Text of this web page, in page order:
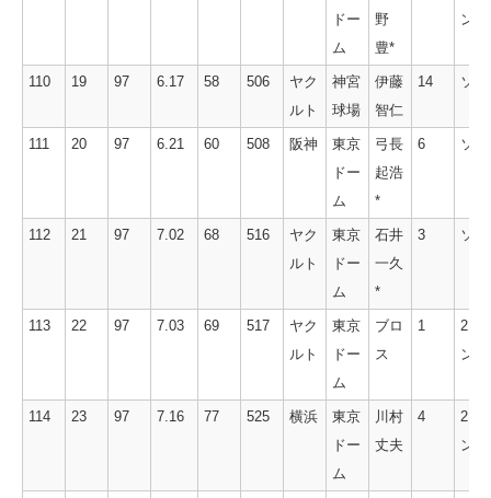
ドー
ム
野
豊*
ン
110 19 97 6.17 58 506
ヤク
ルト
神宮
球場
伊藤
智仁
14 ソロ
111 20 97 6.21 60 508 阪神
東京
ドー
ム
弓長
起浩
*
6 ソロ
112 21 97 7.02 68 516
ヤク
ルト
東京
ドー
ム
石井
一久
*
3 ソロ
113 22 97 7.03 69 517
ヤク
ルト
東京
ドー
ム
ブロ
ス
1
2ラ
ン
114 23 97 7.16 77 525 横浜
東京
ドー
ム
川村
丈夫
4
2ラ
ン